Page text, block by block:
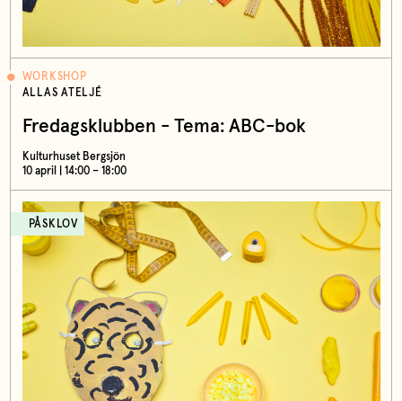
WORKSHOP
ALLAS ATELJÉ
Fredagsklubben - Tema: ABC-bok
Kulturhuset Bergsjön
10 april | 14:00 – 18:00
PÅSKLOV